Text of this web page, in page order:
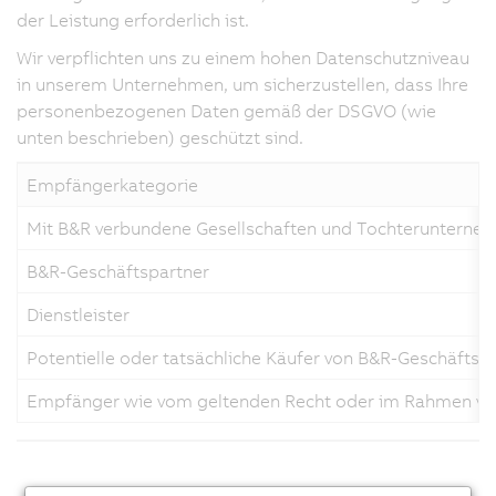
der Leistung erforderlich ist.
Wir verpflichten uns zu einem hohen Datenschutzniveau
in unserem Unternehmen, um sicherzustellen, dass Ihre
personenbezogenen Daten gemäß der DSGVO (wie
unten beschrieben) geschützt sind.
Empfängerkategorie
Mit B&R verbundene Gesellschaften und
B&R-Geschäftspartner
Dienstleister
Potentielle oder tatsächliche Käufer von B&R-
Empfänger wie vom geltenden Recht oder im Rahmen